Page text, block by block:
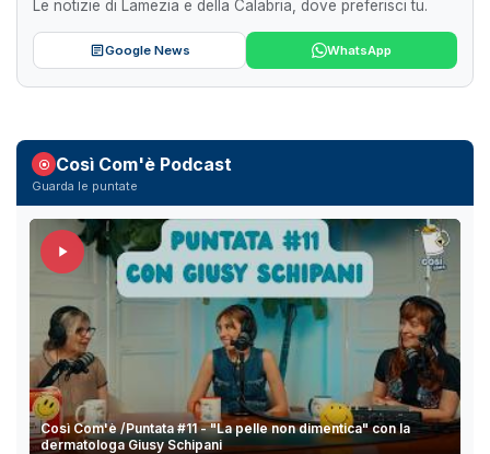
Le notizie di Lamezia e della Calabria, dove preferisci tu.
Google News WhatsApp
Così Com'è Podcast
Guarda le puntate
Così Com'è /Puntata #11 - "La pelle non dimentica" con la
dermatologa Giusy Schipani